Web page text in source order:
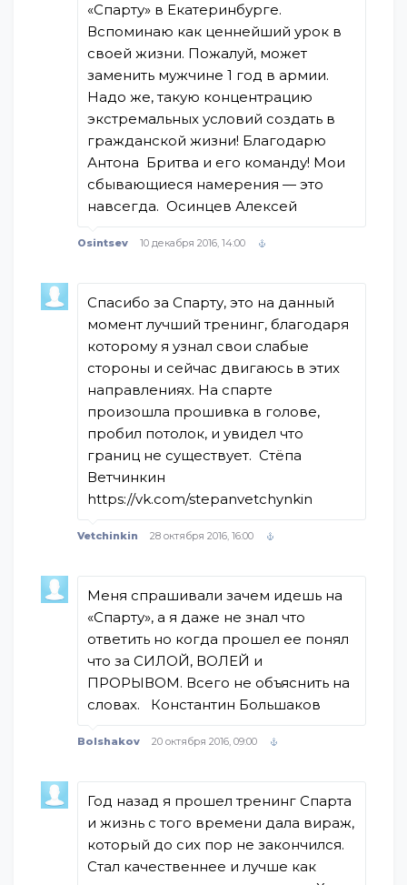
«Спарту» в Екатеринбурге.
Вспоминаю как ценнейший урок в
своей жизни. Пожалуй, может
заменить мужчине 1 год в армии.
Надо же, такую концентрацию
экстремальных условий создать в
гражданской жизни! Благодарю
Антона Бритва и его команду! Мои
сбывающиеся намерения — это
навсегда. Осинцев Алексей
Osintsev 10 декабря 2016, 14:00
Спасибо за Спарту, это на данный
момент лучший тренинг, благодаря
которому я узнал свои слабые
стороны и сейчас двигаюсь в этих
направлениях. На спарте
произошла прошивка в голове,
пробил потолок, и увидел что
границ не существует. Стёпа
Ветчинкин
https://vk.com/stepanvetchynkin
Vetchinkin 28 октября 2016, 16:00
Меня спрашивали зачем идешь на
«Спарту», а я даже не знал что
ответить но когда прошел ее понял
что за СИЛОЙ, ВОЛЕЙ и
ПРОРЫВОМ. Всего не объяснить на
словах. Константин Большаков
Bolshakov 20 октября 2016, 09:00
Год назад я прошел тренинг Спарта
и жизнь с того времени дала вираж,
который до сих пор не закончился.
Стал качественнее и лучше как